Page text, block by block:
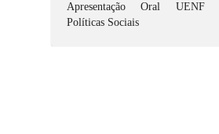
Apresentação Oral UENF
Políticas Sociais